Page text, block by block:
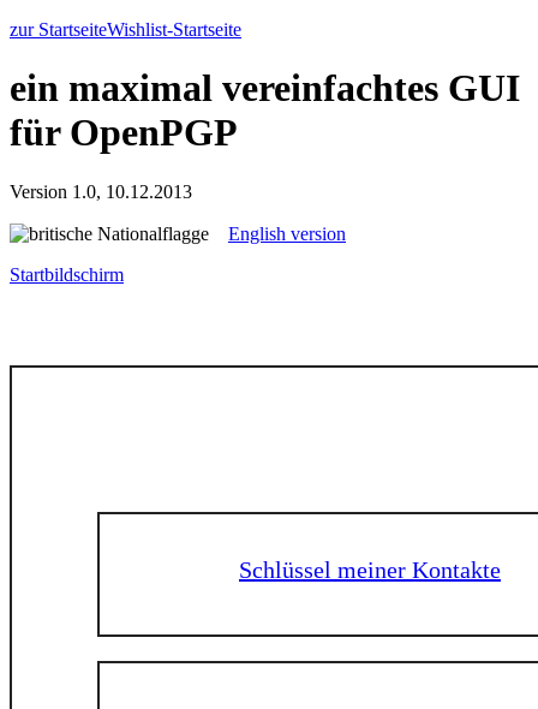
zur StartseiteWishlist-Startseite
ein maximal vereinfachtes GUI
für OpenPGP
Version 1.0, 10.12.2013
English version
Startbildschirm
Schlüssel meiner Kontakte